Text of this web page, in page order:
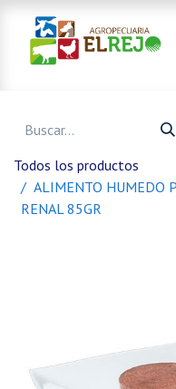
Todos los productos
ALIMENTO HUMEDO
RENAL 85GR